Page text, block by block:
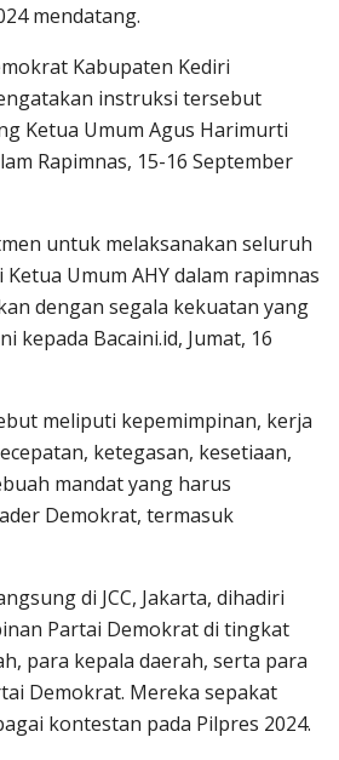
mendatang.
Kabupaten Kediri
instruksi tersebut
Ketua Umum Agus Harimurti
Rapimnas, 15-16 September
untuk melaksanakan seluruh
Umum AHY dalam rapimnas
dengan segala kekuatan yang
kepada Bacaini.id, Jumat, 16
meliputi kepemimpinan, kerja
ketegasan, kesetiaan,
mandat yang harus
Demokrat, termasuk
di JCC, Jakarta, dihadiri
Partai Demokrat di tingkat
para kepala daerah, serta para
Demokrat. Mereka sepakat
kontestan pada Pilpres 2024.